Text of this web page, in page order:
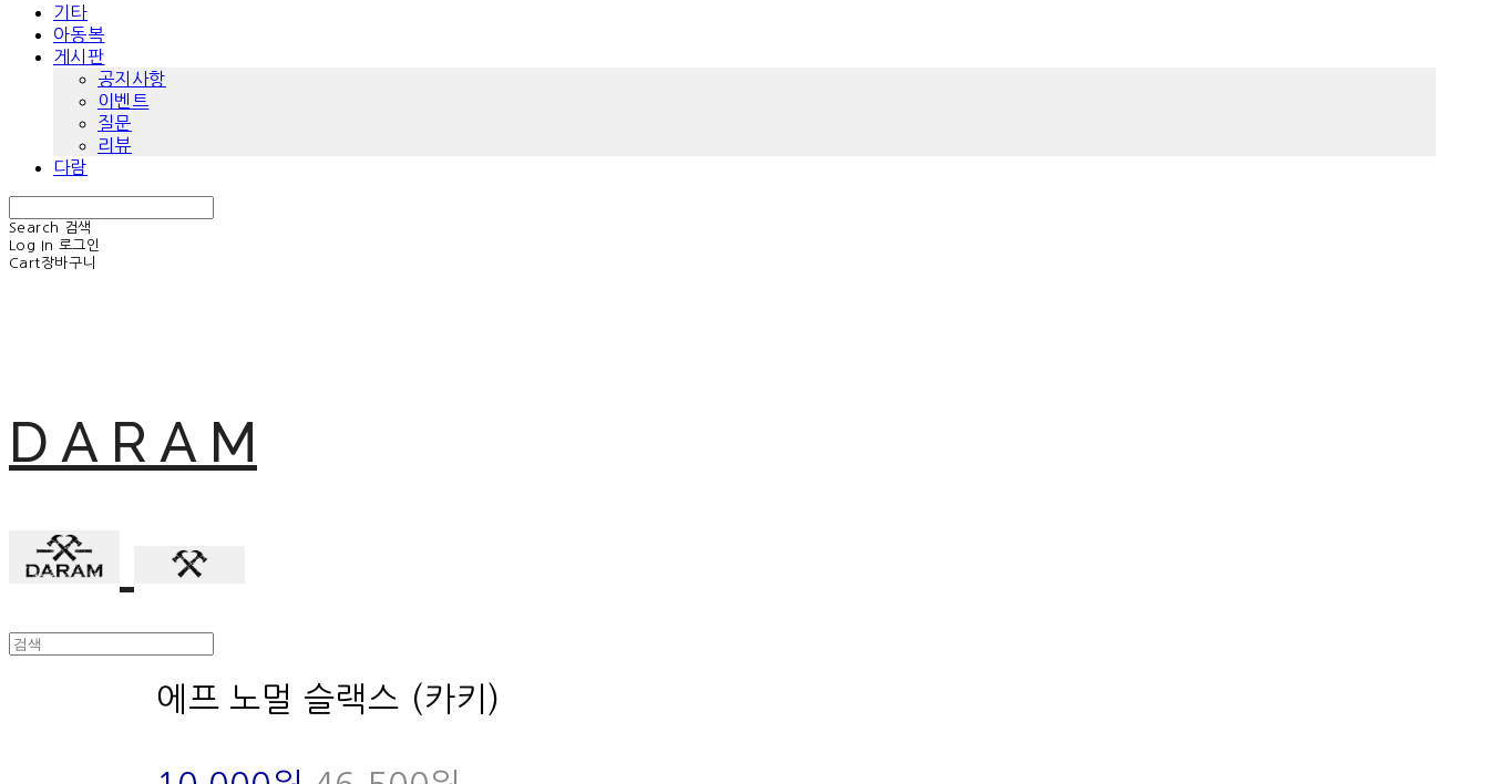
기타
아동복
게시판
공지사항
이벤트
질문
리뷰
다람
Search
검색
Log In
로그인
Cart장바구니
D A R A M
에프 노멀 슬랙스 (카키)